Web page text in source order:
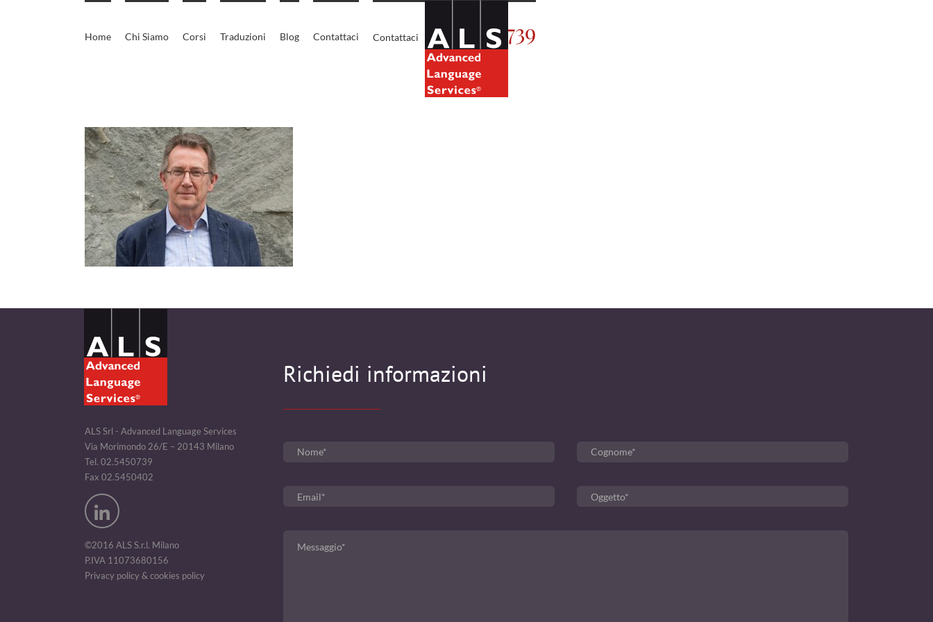
Home Chi Siamo Corsi Traduzioni Blog Contattaci Contattaci 02.5450739
ALS Srl - Advanced Language Services
Via Morimondo 26/E – 20143 Milano
Tel. 02.5450739
Fax 02.5450402
©2016 ALS S.r.l. Milano
P.IVA 11073680156
Privacy policy & cookies policy
Richiedi informazioni